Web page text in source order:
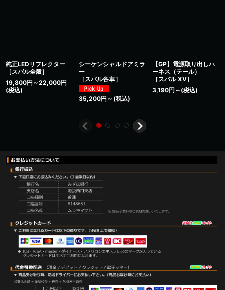
純正LEDリフレクター
［スバル全般］
19,800円 ～22,000円
(税込)
シーケンシャルドアミラ
ー
［スバル各車］
35,200円 ～ (税込)
【GP】電源取り出しハ
ーネス（テール）
［スバル XV］
3,190円 ～ (税込)